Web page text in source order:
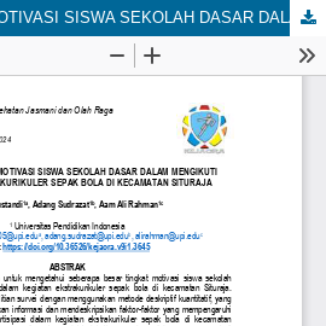
ANALISIS TINGKAT MOTIVASI SISWA SEKOLAH DASAR DALAM MENGIKUTI KEGIATAN EKSTRAKURIKULER SEPAK BOLA DI KECAMATAN SITURAJA